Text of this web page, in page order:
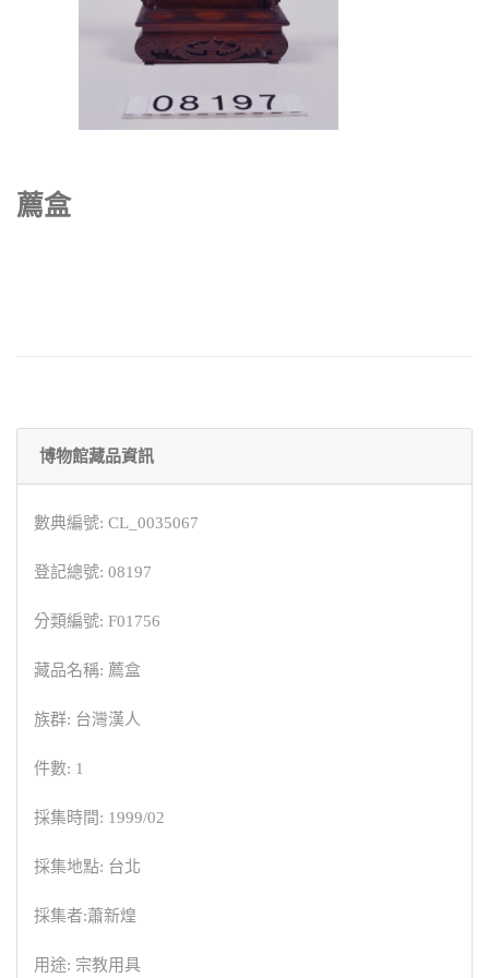
薦盒
博物館藏品資訊
數典編號: CL_0035067
登記總號: 08197
分類編號: F01756
藏品名稱: 薦盒
族群: 台灣漢人
件數: 1
採集時間: 1999/02
採集地點: 台北
採集者:蕭新煌
用途: 宗教用具